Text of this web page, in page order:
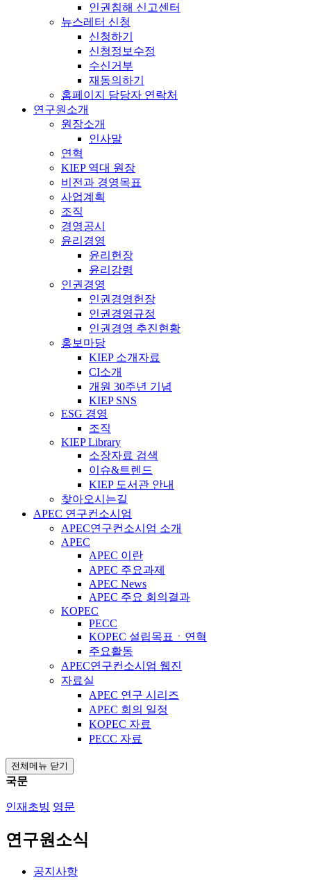
인권침해 신고센터
뉴스레터 신청
신청하기
신청정보수정
수신거부
재동의하기
홈페이지 담당자 연락처
연구원소개
원장소개
인사말
연혁
KIEP 역대 원장
비전과 경영목표
사업계획
조직
경영공시
윤리경영
윤리헌장
윤리강령
인권경영
인권경영헌장
인권경영규정
인권경영 추진현황
홍보마당
KIEP 소개자료
CI소개
개원 30주년 기념
KIEP SNS
ESG 경영
조직
KIEP Library
소장자료 검색
이슈&트렌드
KIEP 도서관 안내
찾아오시는길
APEC 연구컨소시엄
APEC연구컨소시엄 소개
APEC
APEC 이란
APEC 주요과제
APEC News
APEC 주요 회의결과
KOPEC
PECC
KOPEC 설립목표ㆍ연혁
주요활동
APEC연구컨소시엄 웹진
자료실
APEC 연구 시리즈
APEC 회의 일정
KOPEC 자료
PECC 자료
전체메뉴 닫기
국문
인재초빙 영문
연구원소식
공지사항